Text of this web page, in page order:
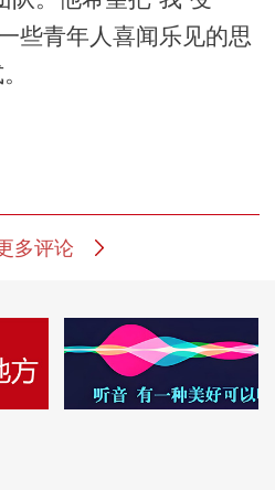
些青年人喜闻乐见的思
多评论